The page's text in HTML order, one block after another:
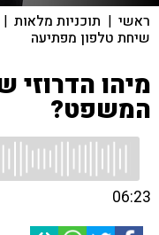
ראשי | תוכניות מלאות |
שיחת טלפון מפתיעה
מיהו
המשפט?
06:23